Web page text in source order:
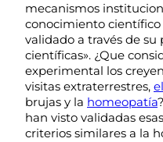
mecanismos
conocimiento
validado a través de
científicas». ¿Que
experimental los
visitas extraterrestres,
brujas y la homeopatía
han visto validadas
criterios similares a la